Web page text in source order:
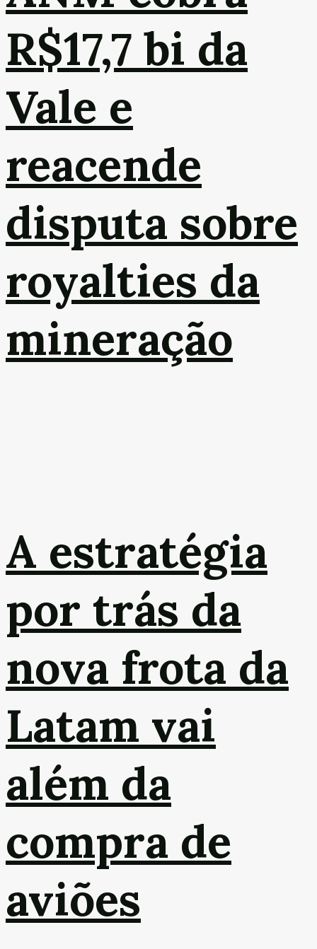
R$17,7 bi da
Vale e
reacende
disputa sobre
royalties da
mineração
A estratégia
por trás da
nova frota da
Latam vai
além da
compra de
aviões